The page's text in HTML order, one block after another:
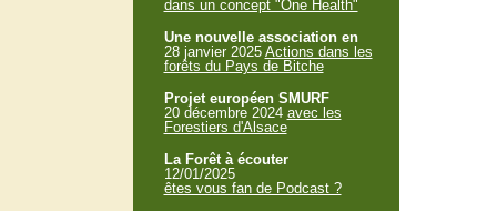
dans un concept "One Health"
Une nouvelle association en
28 janvier 2025 Actions dans les
forêts du Pays de Bitche
Projet européen SMURF
20 décembre 2024 avec les
Forestiers d'Alsace
La Forêt à écouter
12/01/2025
êtes vous fan de Podcast ?